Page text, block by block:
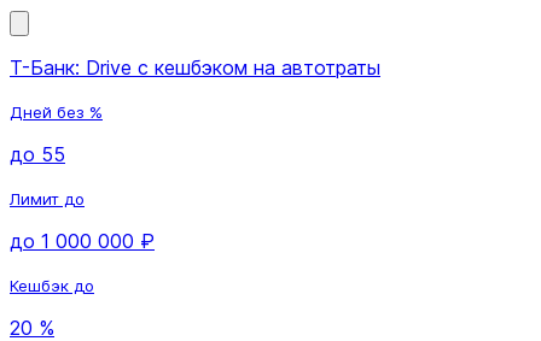
Т-Банк: Drive с кешбэком на автотраты
Дней без %
до 55
Лимит до
до 1 000 000 ₽
Кешбэк до
20 %